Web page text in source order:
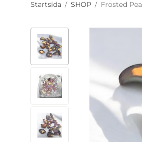
Startsida / SHOP / Frosted